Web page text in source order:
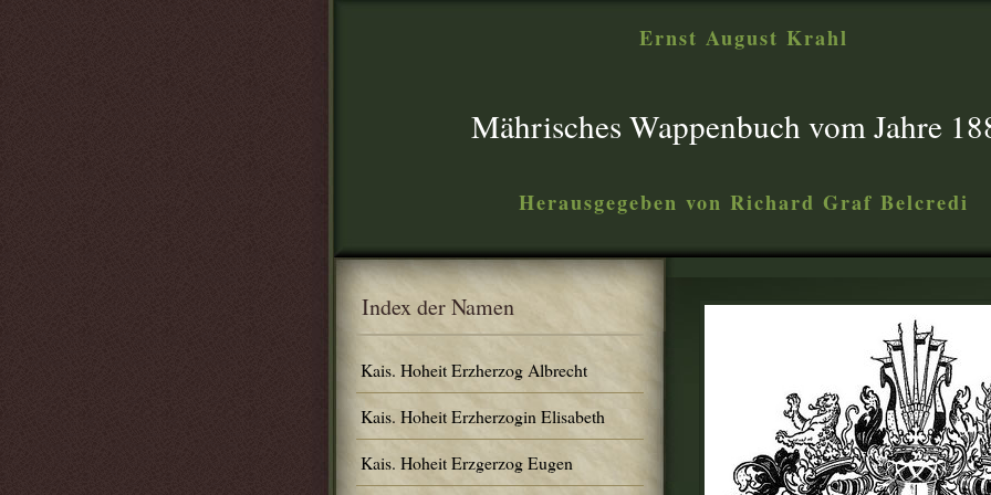
Ernst August Krahl
Mährisches Wappenbuch vom Jahre
Herausgegeben von Richard Graf Belcredi
Index der Namen
Kais. Hoheit Erzherzog Albrecht
Kais. Hoheit Erzherzogin Elisabeth
Kais. Hoheit Erzgerzog Eugen